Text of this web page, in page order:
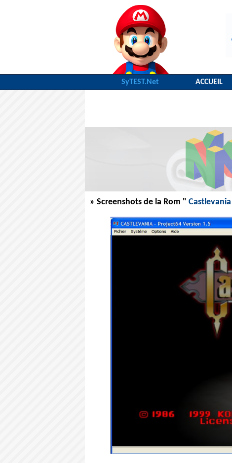
SyTEST.Net ACCUEIL
» Screenshots de la Rom " Castlevania